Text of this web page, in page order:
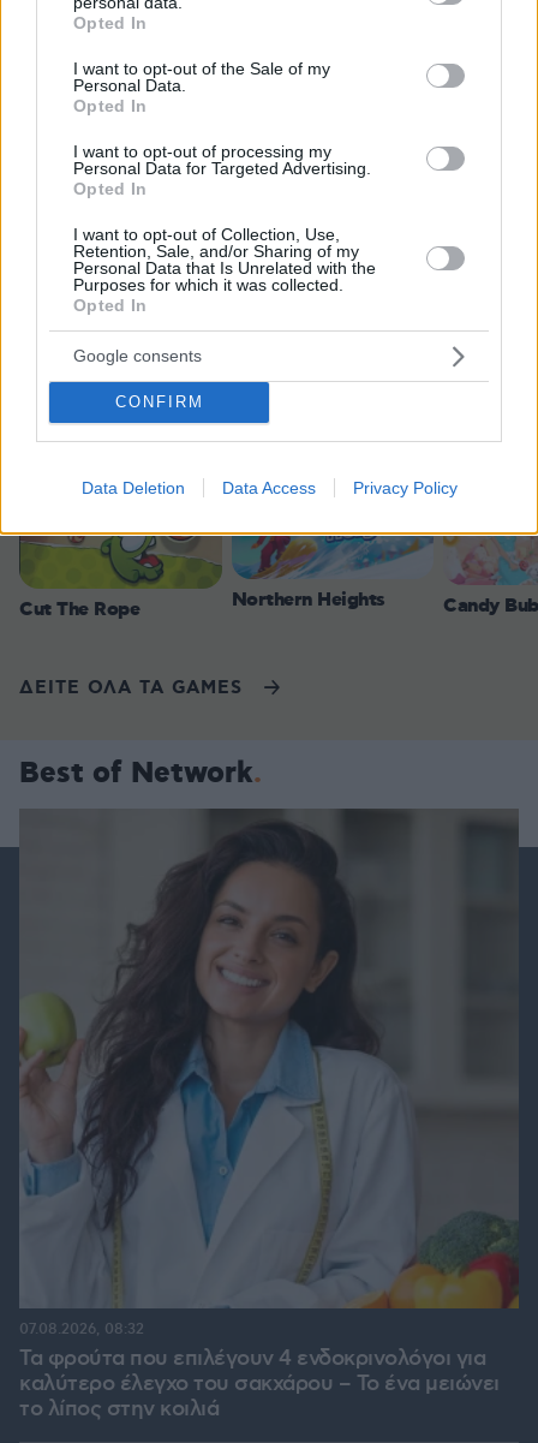
grant or deny consent to Google and its third-party tags to
use your data for below specified purposes in below Google
consent section.
Opted In
I want to opt-out of the Sale of my
Personal Data.
Opted In
I want to opt-out of processing my
Personal Data for Targeted Advertising.
Opted In
I want to opt-out of Collection, Use,
Retention, Sale, and/or Sharing of my
Personal Data that Is Unrelated with the
Purposes for which it was collected.
Opted In
Google consents
CONFIRM
Data Deletion Data Access Privacy Policy
07.08.2026, 12:51
Loaded
μητέρα και γιος οι νεκροί από την
μετωπική φορτηγού με ΙΧ - Βίντεο
ντοκουμέντο από τη στιγμή της
07.08.2026, 09:58 368
Games
Cut The Rope Northern Heights Candy
ΔΕΙΤΕ ΟΛΑ ΤΑ GAMES
Best of Network
Τα φρούτα που επιλέγουν 4 ενδοκρινολόγοι για
καλύτερο έλεγχο του σακχάρου – Το ένα μειώνει
το λίπος στην κοιλιά
07.08.2026, 08:32